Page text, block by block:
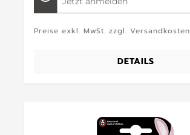
Preise exkl. MwSt. zzgl. Versandkosten
DETAILS